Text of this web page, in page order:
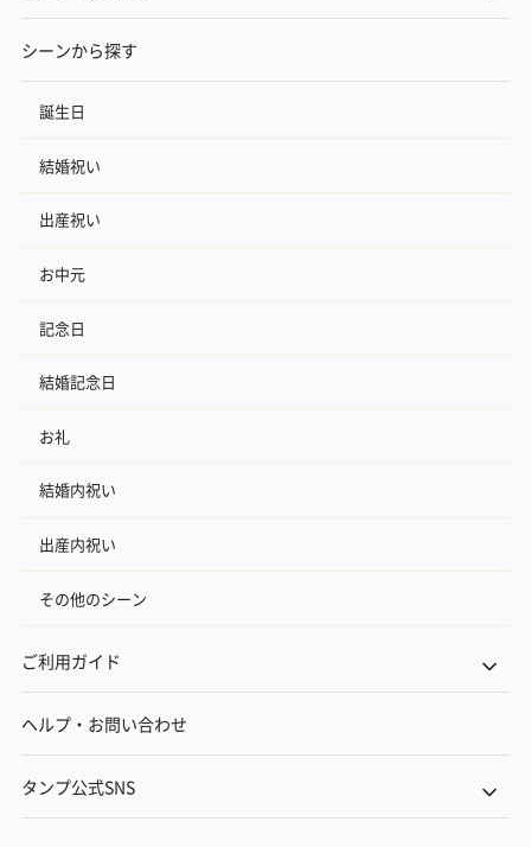
シーンから探す
誕生日
結婚祝い
出産祝い
お中元
記念日
結婚記念日
お礼
結婚内祝い
出産内祝い
その他のシーン
ご利用ガイド
ヘルプ・お問い合わせ
タンプ公式SNS